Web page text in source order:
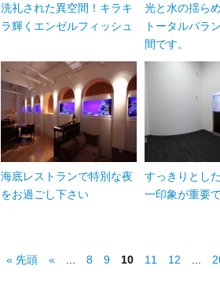
洗礼された異空間！キラキ
ラ輝くエンゼルフィッシュ
光と水の揺ら
トータルバラ
間です。
海底レストランで特別な夜
をお過ごし下さい
すっきりとし
一印象が重要で
« 先頭 « 8 9 10 11 12